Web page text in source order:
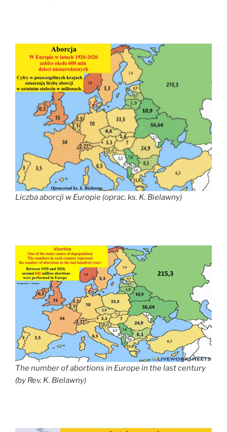
Liczba aborcji w Europie (oprac. ks. K. Bielawny)
The number of abortions in Europein the last century
(by Rev. K. Bielawny)